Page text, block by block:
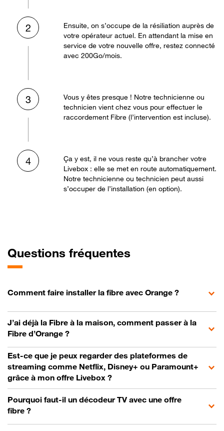
2
Ensuite, on s’occupe de la résiliation auprès de
votre opérateur actuel. En attendant la mise en
service de votre nouvelle offre, restez connecté
avec 200Go/mois.
3
Vous y êtes presque ! Notre technicienne ou
technicien vient chez vous pour effectuer le
raccordement Fibre (l’intervention est incluse).
4
Ça y est, il ne vous reste qu’à brancher votre
Livebox : elle se met en route automatiquement.
Notre technicienne ou technicien peut aussi
s’occuper de l’installation (en option).
Questions fréquentes
Comment faire installer la fibre avec Orange ?
J’ai déjà la Fibre à la maison, comment passer à la
Fibre d’Orange ?
Est-ce que je peux regarder des plateformes de
streaming comme Netflix, Disney+ ou Paramount+
grâce à mon offre Livebox ?
Pourquoi faut-il un décodeur TV avec une offre
fibre ?